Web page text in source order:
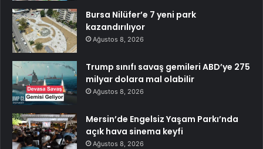
Bursa Nilüfer’e 7 yeni park
kazandırılıyor
Ağustos 8, 2026
Trump sınıfı savaş gemileri ABD’ye 275
milyar dolara mal olabilir
Ağustos 8, 2026
Mersin’de Engelsiz Yaşam Parkı’nda
açık hava sinema keyfi
Ağustos 8, 2026